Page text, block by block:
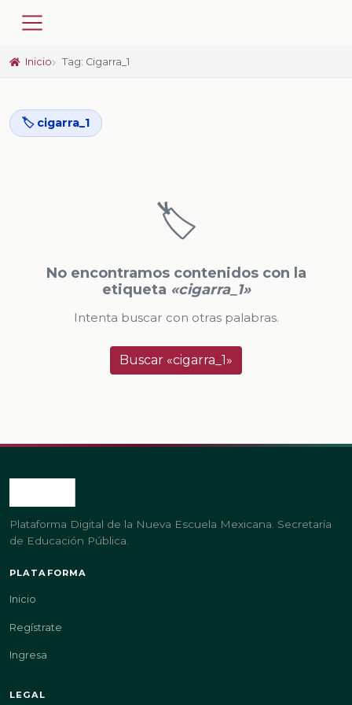
Inicio Tag: Cigarra_1
🏷️ cigarra_1
🏷️
No encontramos contenidos con la
etiqueta «cigarra_1»
Intenta buscar con otras palabras.
Buscar «cigarra_1»
Plataforma Digital de la Nueva Escuela Mexicana. Secretaría
de Educación Pública.
PLATAFORMA
Inicio
Regístrate
Ingresa
LEGAL